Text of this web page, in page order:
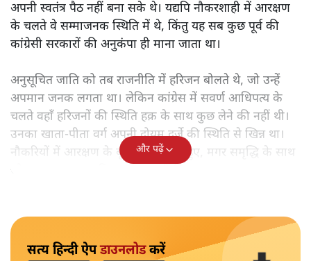
अपनी स्वतंत्र पैठ नहीं बना सके थे। यद्यपि नौकरशाही में आरक्षण
के चलते वे सम्माजनक स्थिति में थे, किंतु यह सब कुछ पूर्व की
कांग्रेसी सरकारों की अनुकंपा ही माना जाता था।
अनुसूचित जाति को तब राजनीति में हरिजन बोलते थे, जो उन्हें
अपमान जनक लगता था। लेकिन कांग्रेस में सवर्ण आधिपत्य के
चलते वहाँ हरिजनों की स्थिति हक़ के साथ कुछ लेने की नहीं थी।
उनका खाता-पीता वर्ग अपनी दोयम दर्जे की स्थिति से खिन्न था।
नौकरियों में आरक्षण के बूते वे समृद्ध तो हुए, मगर समृद्धि के साथ
जो आत्म-सम्मान चाहिए था, वह नहीं मिल रहा था।
और पढ़ें
सत्य हिन्दी ऐपडाउनलोडकरें